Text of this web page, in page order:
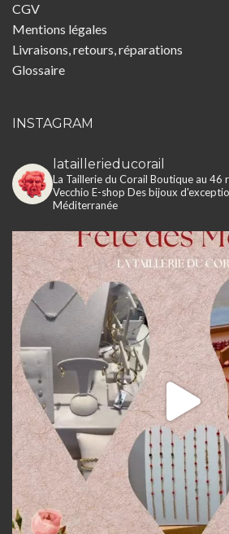
CGV
Mentions légales
Livraisons, retours, réparations
Glossaire
INSTAGRAM
lataillerieducorail
La Taillerie du Corail Boutique au 46
Vecchio E-shop Des bijoux
Méditerranée